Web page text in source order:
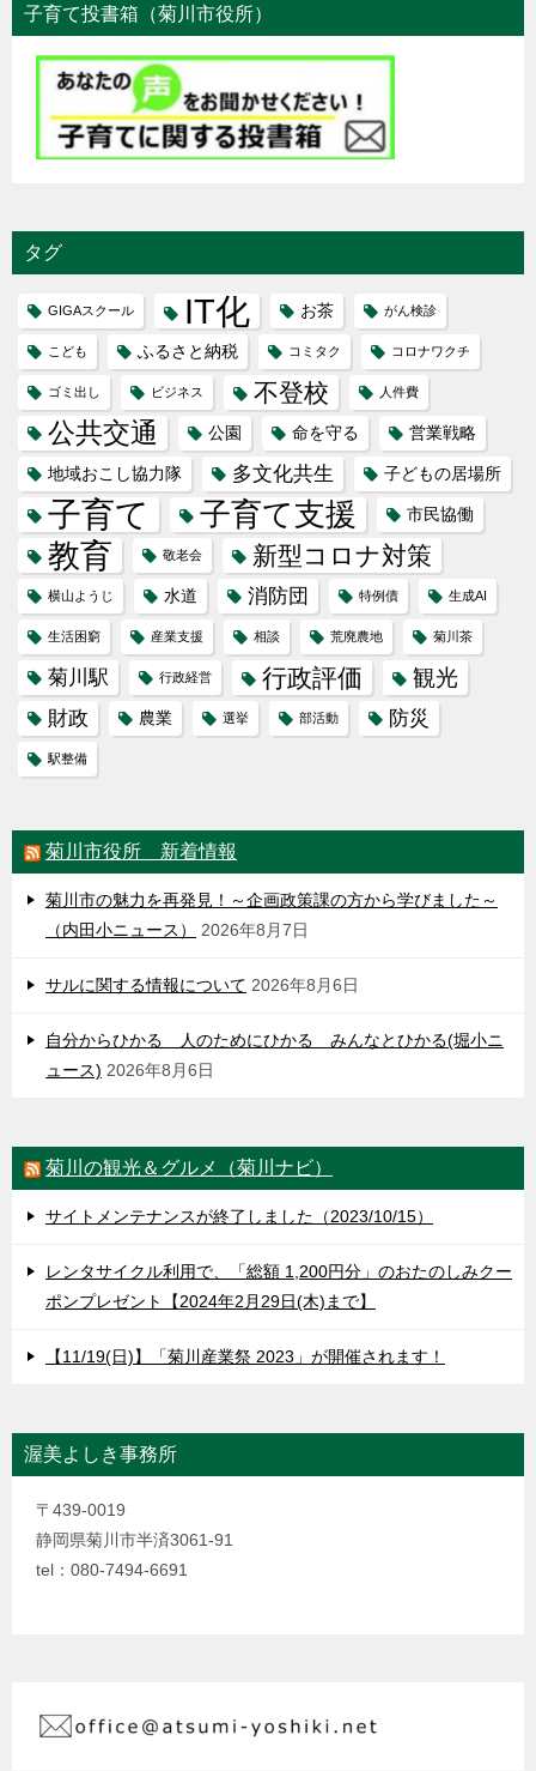
子育て投書箱（菊川市役所）
タグ
GIGAスクール IT化 お茶 がん検診
こども ふるさと納税 コミタク コロナワクチ
ゴミ出し ビジネス 不登校 人件費
公共交通 公園 命を守る 営業戦略
地域おこし協力隊 多文化共生 子どもの居場所
子育て 子育て支援 市民協働
教育 敬老会 新型コロナ対策
横山ようじ 水道 消防団 特例債 生成AI
生活困窮 産業支援 相談 荒廃農地 菊川茶
菊川駅 行政経営 行政評価 観光
財政 農業 選挙 部活動 防災
駅整備
菊川市役所 新着情報
菊川市の魅力を再発見！～企画政策課の方から学びました～
（内田小ニュース）
2026年8月7日
サルに関する情報について 2026年8月6日
自分からひかる 人のためにひかる みんなとひかる(堀小ニ
ュース) 2026年8月6日
菊川の観光＆グルメ（菊川ナビ）
サイトメンテナンスが終了しました（2023/10/15）
レンタサイクル利用で、「総額 1,200円分」のおたのしみクー
ポンプレゼント【2024年2月29日(木)まで】
【11/19(日)】「菊川産業祭 2023」が開催されます！
渥美よしき事務所
〒439-0019
静岡県菊川市半済3061-91
tel：080-7494-6691